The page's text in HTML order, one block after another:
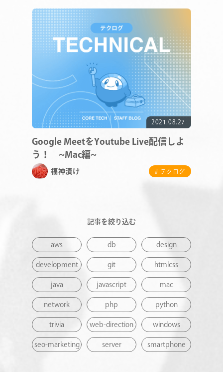
COMPANY
SERVICE
STAFF BLOG
CONTACT
2021.08.27
Google MeetをYoutube Live配信しよ
う！ ~Mac編~
福神漬け # テクログ
記事を絞り込む
aws db design
development git htmlcss
java javascript mac
network php python
trivia web-direction windows
seo-marketing server smartphone